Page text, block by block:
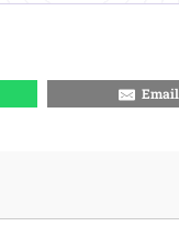
Email